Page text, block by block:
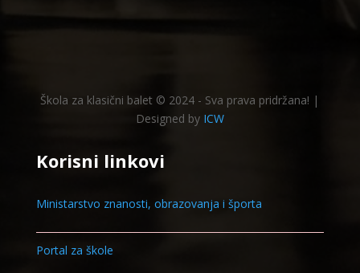
Škola za klasični balet © 2024 - Sva prava pridržana! |
Designed by ICW
Korisni linkovi
Ministarstvo znanosti, obrazovanja i športa
Portal za škole